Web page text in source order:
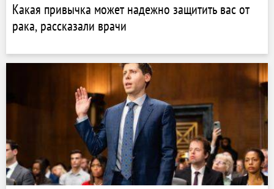
Какая привычка может надежно защитить вас от
рака, рассказали врачи